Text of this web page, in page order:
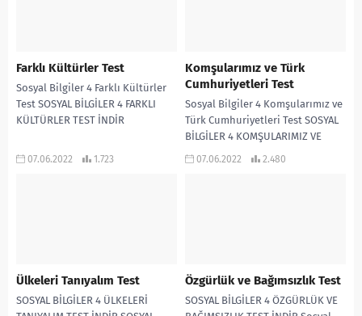
Farklı Kültürler Test
Sosyal Bilgiler 4 Farklı Kültürler
Test SOSYAL BİLGİLER 4 FARKLI
KÜLTÜRLER TEST İNDİR
07.06.2022 1.723
Komşularımız ve Türk
Cumhuriyetleri Test
Sosyal Bilgiler 4 Komşularımız ve
Türk Cumhuriyetleri Test SOSYAL
BİLGİLER 4 KOMŞULARIMIZ VE
TÜRK CUMHURİYETLERİ TEST
07.06.2022 2.480
Ülkeleri Tanıyalım Test
SOSYAL BİLGİLER 4 ÜLKELERİ
Özgürlük ve Bağımsızlık Test
SOSYAL BİLGİLER 4 ÖZGÜRLÜK VE